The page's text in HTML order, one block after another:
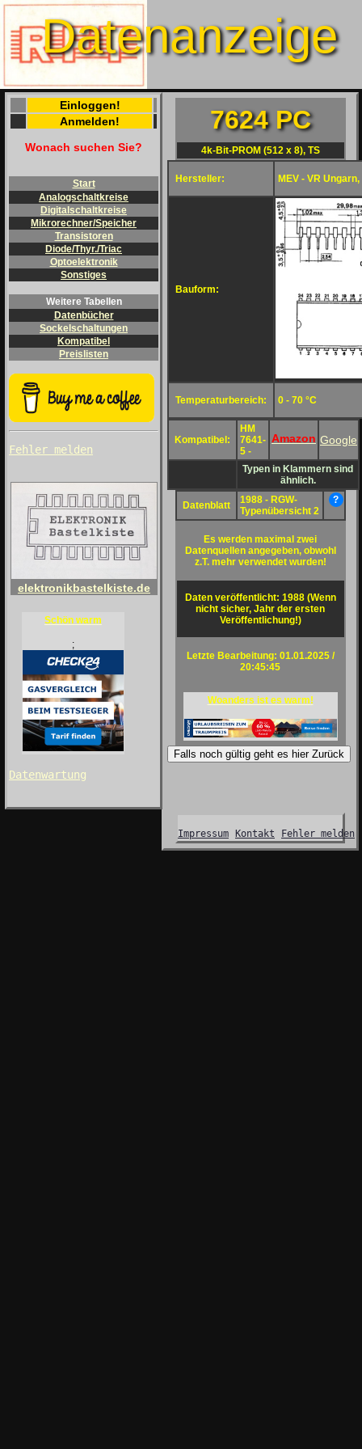
Datenanzeige
Einloggen!
Anmelden!
Wonach suchen Sie?
Start
Analogschaltkreise
Digitalschaltkreise
Mikrorechner/Speicher
Transistoren
Diode/Thyr./Triac
Optoelektronik
Sonstiges
Weitere Tabellen
Datenbücher
Sockelschaltungen
Kompatibel
Preislisten
Fehler melden
elektronikbastelkiste.de
Schön warm
;
Datenwartung
7624 PC
4k-Bit-PROM (512 x 8), TS
Hersteller: MEV - VR
Bauform:
Temperaturbereich: 0 - 70 °C
Kompatibel:
HM
7641-
5 -
Amazon Google
Typen in Klammern sind
ähnlich.
Datenblatt
1988 - RGW-
Typenübersicht 2
?
Es werden maximal zwei
Datenquellen angegeben, obwohl
z.T. mehr verwendet wurden!
Daten veröffentlicht: 1988 (Wenn
nicht sicher, Jahr der ersten
Veröffentlichung!)
Letzte Bearbeitung: 01.01.2025 /
20:45:45
Woanders ist es warm!
Falls noch gültig geht es hier Zurück
Impressum Kontakt Fehler melden